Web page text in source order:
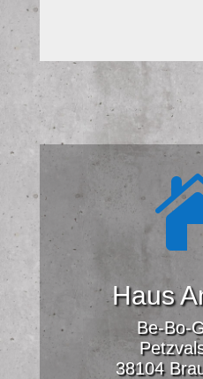
Alternative:
Haus
Be-Bo-
38104